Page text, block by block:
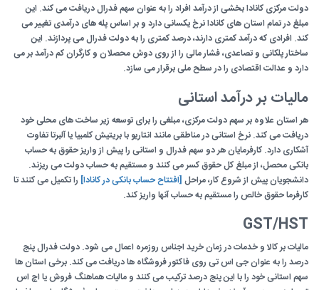
دولت مرکزی کانادا بخشی از درآمد افراد را به عنوان سهم فدرال دریافت می کند. این
مبلغ در تمام استان های کانادا نرخ یکسانی دارد و بر اساس پله های درآمدی تغییر می
کند. افرادی که درآمد کمتری دارند، درصد کمتری را به دولت فدرال می پردازند. این
ساختار پلکانی و تصاعدی، فشار مالی را از روی دوش محصلان و کارگران کم درآمد بر می
دارد و عدالت اقتصادی را در سطح ملی برقرار می سازد.
مالیات بر درآمد استانی
هر استان علاوه بر سهم دولت مرکزی، مبلغی را برای توسعه زیر ساخت های محلی خود
دریافت می کند. نرخ استانی در مناطقی مانند انتاریو با بریتیش کلمبیا یا آلبرتا تفاوت
آشکاری دارد. کارفرمایان هر دو سهم فدرال و استانی را پیش از واریز حقوق به حساب
بانکی محصل، از مبلغ کل حقوق کسر می کنند و مستقیم به حساب دولت می ریزند.
دانشجویان پیش از شروع کار، مراحل [افتتاح حساب بانکی در کانادا] را تکمیل می کنند تا
کارفرما حقوق خالص را مستقیم به حساب آنها واریز کند.
GST/HST
مالیات بر کالا و خدمات در زمان خرید اجناس روزمره اعمال می شود. دولت فدرال پنج
درصد را به عنوان جی اس تی روی فاکتور فروشگاه ها دریافت می کند. برخی استان ها
سهم استانی خود را با این پنج درصد ترکیب می کنند و مالیات هماهنگ فروش یا اچ اس